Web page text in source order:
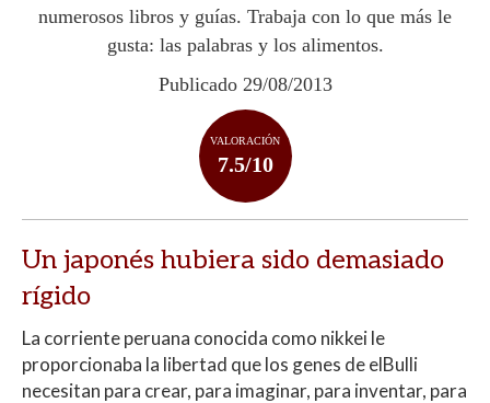
numerosos libros y guías. Trabaja con lo que más le
gusta: las palabras y los alimentos.
Publicado 29/08/2013
VALORACIÓN
7.5/10
Un japonés hubiera sido demasiado
rígido
La corriente peruana conocida como nikkei le
proporcionaba la libertad que los genes de elBulli
necesitan para crear, para imaginar, para inventar, para